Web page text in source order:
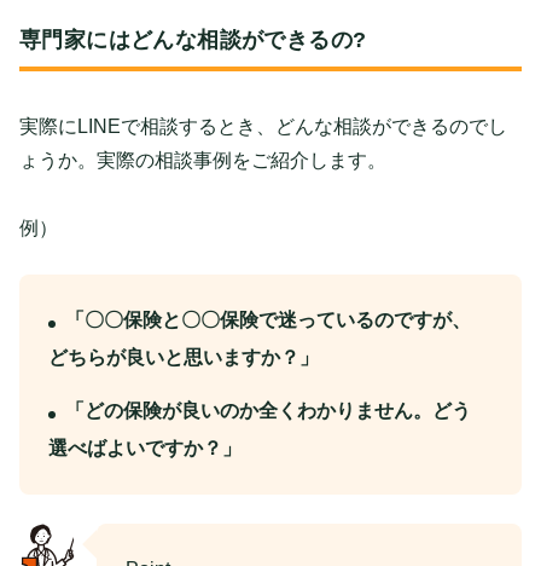
専門家にはどんな相談ができるの?
実際にLINEで相談するとき、どんな相談ができるのでし
ょうか。実際の相談事例をご紹介します。
例）
「〇〇保険と〇〇保険で迷っているのですが、
どちらが良いと思いますか？」
「どの保険が良いのか全くわかりません。どう
選べばよいですか？」